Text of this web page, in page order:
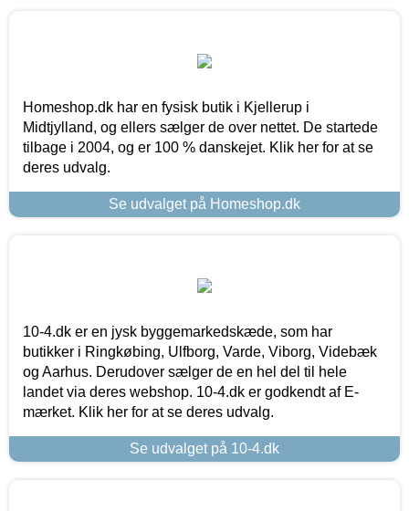
Homeshop.dk har en fysisk butik i Kjellerup i
Midtjylland, og ellers sælger de over nettet. De startede
tilbage i 2004, og er 100 % danskejet. Klik her for at se
deres udvalg.
Se udvalget på Homeshop.dk
10-4.dk er en jysk byggemarkedskæde, som har
butikker i Ringkøbing, Ulfborg, Varde, Viborg, Videbæk
og Aarhus. Derudover sælger de en hel del til hele
landet via deres webshop. 10-4.dk er godkendt af E-
mærket. Klik her for at se deres udvalg.
Se udvalget på 10-4.dk